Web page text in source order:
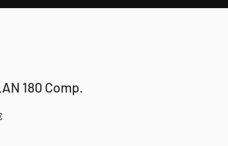
180 Comp.